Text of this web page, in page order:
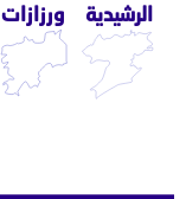
الرشيدية ورزازات